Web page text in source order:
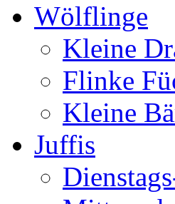
Wölflinge
Kleine
Flinke
Kleine
Juffis